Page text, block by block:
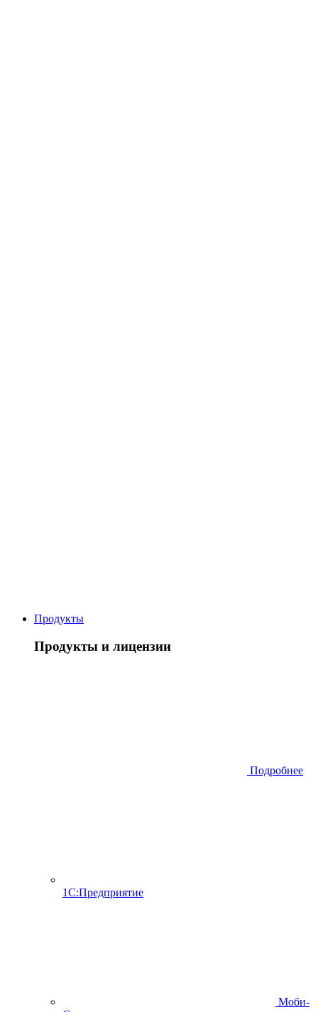
Продукты
Продукты и лицензии
Подробнее
1С:Предприятие
Моби-